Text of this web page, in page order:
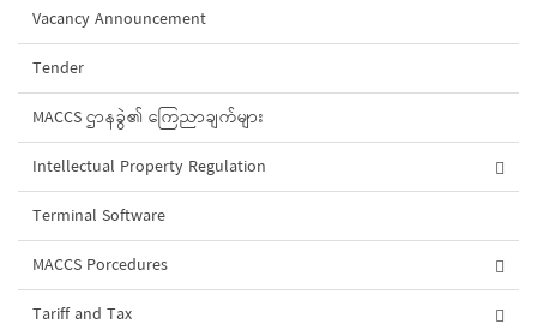
Vacancy Announcement
Tender
MACCS ဌာနခွဲ၏ ကြေညာချက်များ
Intellectual Property Regulation
Terminal Software
MACCS Porcedures
Tariff and Tax